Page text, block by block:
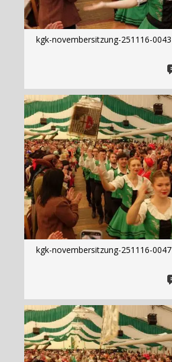
kgk-novembersitzung-251116-0043
kgk-novembersitzung-251116-0047